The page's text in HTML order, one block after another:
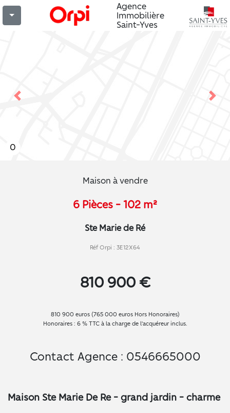
Agence
Immobilière
Saint-Yves
Previous
0
Maison à vendre
6 Pièces - 102 m²
Ste Marie de Ré
Réf Orpi : 3E12X64
810 900 €
810 900 euros (765 000 euros Hors Honoraires)
Honoraires : 6 % TTC à la charge de l'acquéreur inclus.
Contact Agence : 0546665000
Maison Ste Marie De Re - grand jardin - charme